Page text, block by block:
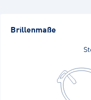
Brillenmaße